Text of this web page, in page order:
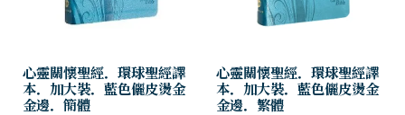
心靈關懷聖經．環球聖經譯
本．加大裝．藍色儷皮燙金
金邊．簡體
心靈關懷聖經．環球聖經譯
本．加大裝．藍色儷皮燙金
金邊．繁體